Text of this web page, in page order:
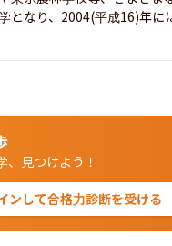
となり、2004(平成16)年に
、見つけよう！
ンして合格力診断を受ける